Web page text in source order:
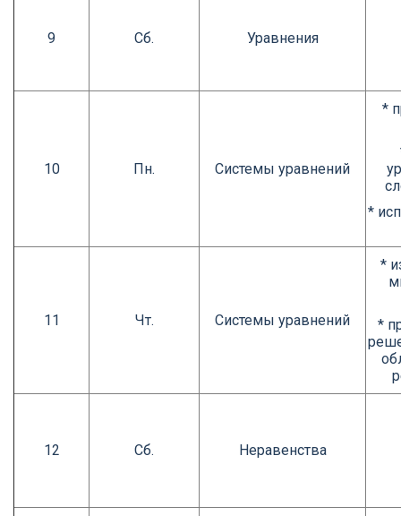
9 Сб. Уравнения
10 Пн. Системы уравнений
*
*
11 Чт. Системы уравнений
*
*
12 Сб. Неравенства